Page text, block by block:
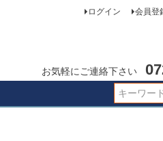
ログイン 会員登
お気軽にご連絡下さい